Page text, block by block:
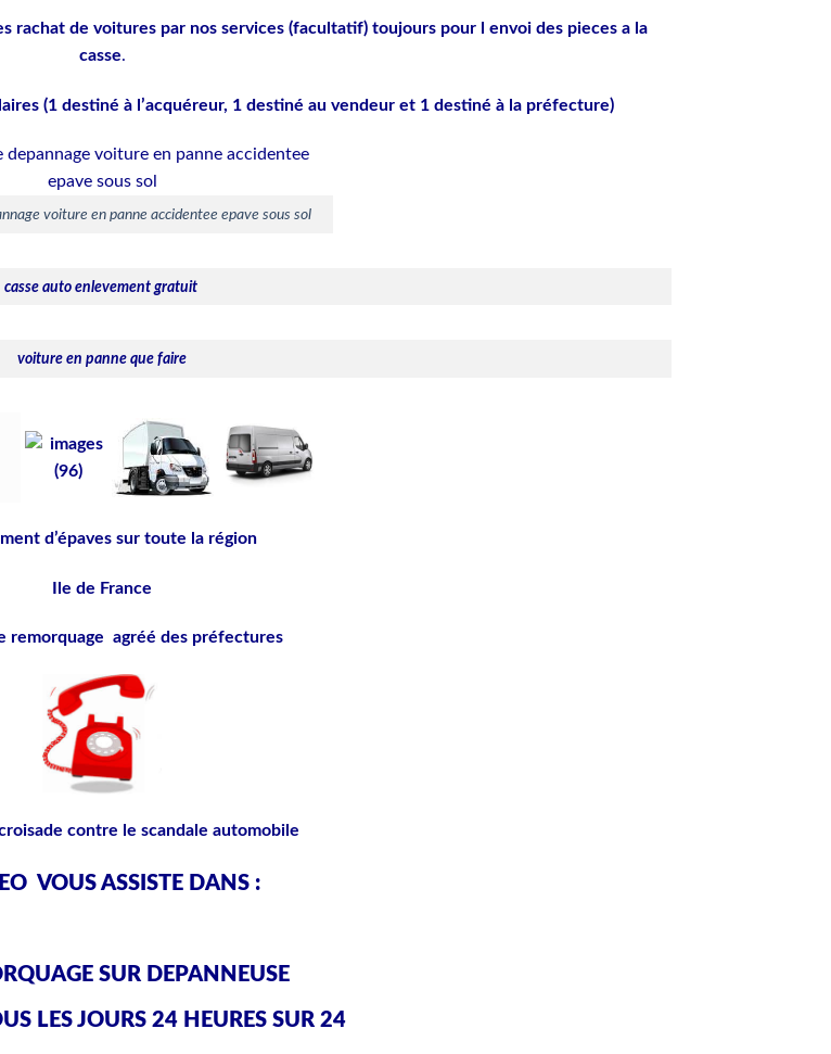
rachat de voitures par nos services (facultatif) toujours pour l envoi des pieces a la
casse.
(1 destiné à l’acquéreur, 1 destiné au vendeur et 1 destiné à la préfecture)
voiture en panne accidentee epave sous sol
casse auto enlevement gratuit
voiture en panne que faire
d’épaves sur toute la région
Ile de France
remorquage agréé des préfectures
contre le scandale automobile
VOUS ASSISTE DANS :
SUR DEPANNEUSE
LES JOURS 24 HEURES SUR 24